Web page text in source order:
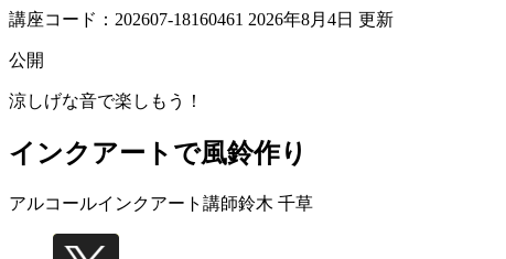
講座コード：202607-18160461 2026年8月4日 更新
公開
涼しげな音で楽しもう！
インクアートで風鈴作り
アルコールインクアート講師鈴木 千草